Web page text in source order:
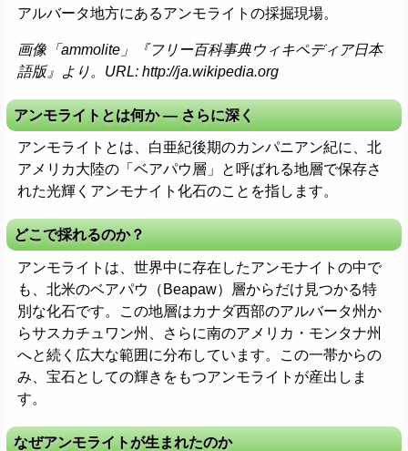
アルバータ地方にあるアンモライトの採掘現場。
画像「ammolite」『フリー百科事典ウィキペディア日本
語版』より。URL: http://ja.wikipedia.org
アンモライトとは何か ― さらに深く
アンモライトとは、白亜紀後期のカンパニアン紀に、北
アメリカ大陸の「ベアパウ層」と呼ばれる地層で保存さ
れた光輝くアンモナイト化石のことを指します。
どこで採れるのか？
アンモライトは、世界中に存在したアンモナイトの中で
も、北米のベアパウ（Beapaw）層からだけ見つかる特
別な化石です。この地層はカナダ西部のアルバータ州か
らサスカチュワン州、さらに南のアメリカ・モンタナ州
へと続く広大な範囲に分布しています。この一帯からの
み、宝石としての輝きをもつアンモライトが産出しま
す。
なぜアンモライトが生まれたのか